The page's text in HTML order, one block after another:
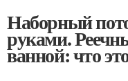
Наборный
руками.
ванной: что